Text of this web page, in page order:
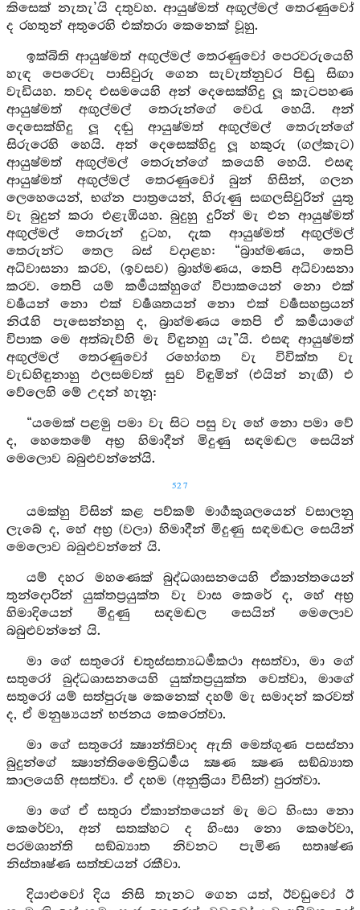
කිසෙක් නැතැ’යි දතුවහ. ආයුෂ්මත් අඟුල්මල් තෙරණුවෝ
ද රහතුන් අතුරෙහි එක්තරා කෙනෙක් වූහු.
ඉක්බිති ආයුෂ්මත් අඟුල්මල් තෙරණුවෝ පෙරවරුයෙහි
හැඳ පෙරෙවැ පාසිවුරු ගෙන සැවැත්නුවර පිඬු සිඟා
වැඩියහ. තවද එසමයෙහි අන් දෙසෙක්හිදු ලූ කැටපහණ
ආයුෂ්මත් අඟුල්මල් තෙරුන්ගේ වෙරැ හෙයි. අන්
දෙසෙක්හිදු ලූ දඬු ආයුෂ්මත් අඟුල්මල් තෙරුන්ගේ
සිරුරෙහි හෙයි. අන් දෙසෙක්හිදු ලූ හකුරු (ගල්කැට)
ආයුෂ්මත් අඟුල්මල් තෙරුන්ගේ කයෙහි හෙයි. එසඳ
ආයුෂ්මත් අඟුල්මල් තෙරණුවෝ බුන් හිසින්, ගලන
ලෙහෙයෙන්, භග්න පාත්‍රයෙන්, හිරුණු සඟලසිවුරින් යුතු
වැ බුදුන් කරා එළැඹියහ. බුදුහු දුරින් මැ එන ආයුෂ්මත්
අඟුල්මල් තෙරුන් දුටහ, දැක ආයුෂ්මත් අඟුල්මල්
තෙරුන්ට තෙල බස් වදාළහ: “බ්‍රාහ්මණය, තෙපි
අධිවාසනා කරව, (ඉවසව) බ්‍රාහ්මණය, තෙපි අධිවාසනා
කරව. තෙපි යම් කර්‍මයක්හුගේ විපාකයෙන් නො එක්
වර්‍ෂයන් නො එක් වර්‍ෂශතයන් නො එක් වර්‍ෂසහස්‍රයන්
නිරෑහි පැසෙන්නහු ද, බ්‍රාහ්මණය තෙපි ඒ කර්‍මයාගේ
විපාක මෙ අත්බැව්හි මැ විඳුනහු යැ”යි. එසඳ ආයුෂ්මත්
අඟුල්මල් තෙරණුවෝ රහෝගත වැ විවික්ත වැ
වැඩහිඳුනාහු ඵලසමවත් සුව විඳුමින් (එයින් නැඟී) එ
වේලෙහි මේ උදන් හැනූ:
“යමෙක් පළමු පමා වැ සිට පසු වැ හේ නො පමා වේ
ද, හෙතෙමේ අභ්‍ර හිමාදීන් මිදුණු සඳමඬල සෙයින්
මෙලොව බබුළුවන්නේයි.
527
යමක්හු විසින් කළ පව්කම් මාර්‍ගකුශලයෙන් වසාලනු
ලැබේ ද, හේ අභ්‍ර (වලා) හිමාදීන් මිදුණු සඳමඬල සෙයින්
මෙලොව බබුළුවන්නේ යි.
යම් දහර මහණෙක් බුද්ධශාසනයෙහි ඒකාන්තයෙන්
තුන්දොරින් යුක්තප්‍රයුක්ත වැ වාස කෙරේ ද, හේ අභ්‍ර
හිමාදියෙන් මිදුණු සඳමඬල සෙයින් මෙලොව
බබුළුවන්නේ යි.
මා ගේ සතුරෝ චතුස්සත්‍යධර්‍මකථා අසත්වා, මා ගේ
සතුරෝ බුද්ධශාසනයෙහි යුක්තප්‍රයුක්ත වෙත්වා, මාගේ
සතුරෝ යම් සත්පුරුෂ කෙනෙක් දහම් මැ සමාදන් කරවත්
ද, ඒ මනුෂ්‍යයන් භජනය කෙරෙත්වා.
මා ගේ සතුරෝ ක්‍ෂාන්තිවාද ඇති මෙත්ගුණ පසස්නා
බුදුන්ගේ ක්‍ෂාන්තිමෛත්‍රිධර්‍මය ක්‍ෂණ ක්‍ෂණ සඞ්ඛ්‍යාත
කාලයෙහි අසත්වා. ඒ දහම (අනුක්‍රියා විසින්) පුරත්වා.
මා ගේ ඒ සතුරා ඒකාන්තයෙන් මැ මට හිංසා නො
කෙරේවා, අන් සතක්හට ද හිංසා නො කෙරේවා,
පරමශාන්ති සඞ්ඛ්‍යාත නිවනට පැමිණ සතෘෂ්ණ
නිස්තෘෂ්ණ සත්ත්‍වයන් රකීවා.
දියාළුවෝ දිය නිසි තැනට ගෙන යත්, ඊවඩුවෝ ඊ